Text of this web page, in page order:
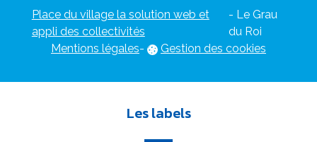
Place du village la solution web et
appli des collectivités
- Le Grau
du Roi
Mentions légales- Gestion des cookies
Les labels